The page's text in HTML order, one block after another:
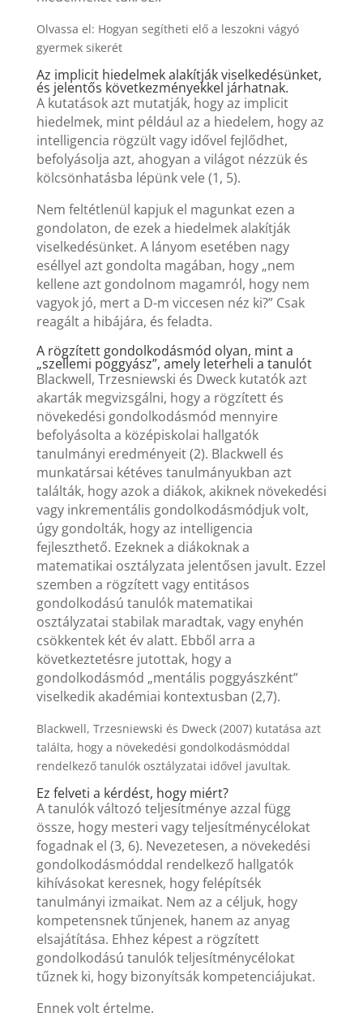
Olvassa el: Hogyan segítheti elő a leszokni vágyó
gyermek sikerét
Az implicit hiedelmek alakítják viselkedésünket,
és jelentős következményekkel járhatnak.
A kutatások azt mutatják, hogy az implicit
hiedelmek, mint például az a hiedelem, hogy az
intelligencia rögzült vagy idővel fejlődhet,
befolyásolja azt, ahogyan a világot nézzük és
kölcsönhatásba lépünk vele (1, 5).
Nem feltétlenül kapjuk el magunkat ezen a
gondolaton, de ezek a hiedelmek alakítják
viselkedésünket. A lányom esetében nagy
eséllyel azt gondolta magában, hogy „nem
kellene azt gondolnom magamról, hogy nem
vagyok jó, mert a D-m viccesen néz ki?” Csak
reagált a hibájára, és feladta.
A rögzített gondolkodásmód olyan, mint a
„szellemi poggyász”, amely leterheli a tanulót
Blackwell, Trzesniewski és Dweck kutatók azt
akarták megvizsgálni, hogy a rögzített és
növekedési gondolkodásmód mennyire
befolyásolta a középiskolai hallgatók
tanulmányi eredményeit (2). Blackwell és
munkatársai kétéves tanulmányukban azt
találták, hogy azok a diákok, akiknek növekedési
vagy inkrementális gondolkodásmódjuk volt,
úgy gondolták, hogy az intelligencia
fejleszthető. Ezeknek a diákoknak a
matematikai osztályzata jelentősen javult. Ezzel
szemben a rögzített vagy entitásos
gondolkodású tanulók matematikai
osztályzatai stabilak maradtak, vagy enyhén
csökkentek két év alatt. Ebből arra a
következtetésre jutottak, hogy a
gondolkodásmód „mentális poggyászként”
viselkedik akadémiai kontextusban (2,7).
Blackwell, Trzesniewski és Dweck (2007) kutatása azt
találta, hogy a növekedési gondolkodásmóddal
rendelkező tanulók osztályzatai idővel javultak.
Ez felveti a kérdést, hogy miért?
A tanulók változó teljesítménye azzal függ
össze, hogy mesteri vagy teljesítménycélokat
fogadnak el (3, 6). Nevezetesen, a növekedési
gondolkodásmóddal rendelkező hallgatók
kihívásokat keresnek, hogy felépítsék
tanulmányi izmaikat. Nem az a céljuk, hogy
kompetensnek tűnjenek, hanem az anyag
elsajátítása. Ehhez képest a rögzített
gondolkodású tanulók teljesítménycélokat
tűznek ki, hogy bizonyítsák kompetenciájukat.
Ennek volt értelme.